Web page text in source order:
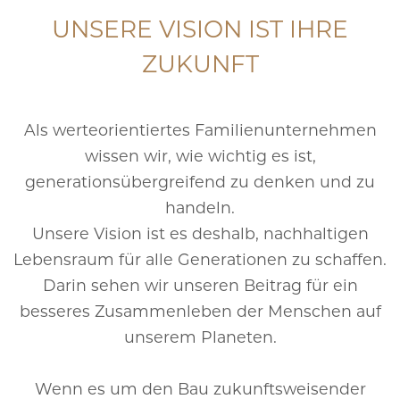
UNSERE VISION IST IHRE
ZUKUNFT
Als werteorientiertes Familienunternehmen
wissen wir, wie wichtig es ist,
generationsübergreifend zu denken und zu
handeln.
Unsere Vision ist es deshalb, nachhaltigen
Lebensraum für alle Generationen zu schaffen.
Darin sehen wir unseren Beitrag für ein
besseres Zusammenleben der Menschen auf
unserem Planeten.
Wenn es um den Bau zukunftsweisender